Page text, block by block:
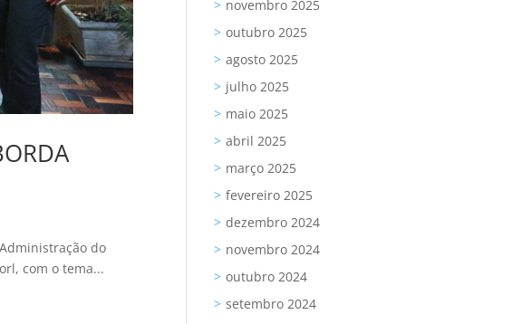
do
com o tema...
novembro 2025
outubro 2025
agosto 2025
julho 2025
maio 2025
abril 2025
março 2025
fevereiro 2025
dezembro 2024
novembro 2024
outubro 2024
setembro 2024